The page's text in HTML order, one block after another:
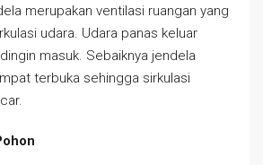
merupakan ventilasi ruangan yang
udara. Udara panas keluar
masuk. Sebaiknya jendela
terbuka sehingga sirkulasi